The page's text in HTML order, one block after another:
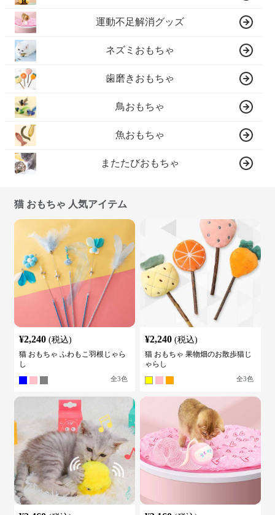
運動不足解消グッズ
ネズミおもちゃ
歯磨きおもちゃ
鳥おもちゃ
魚おもちゃ
またたびおもちゃ
猫 おもちゃ 人気アイテム
¥2,240 (税込)
猫 おもちゃ ふわもこ羽根じゃら
し
全3色
¥2,240 (税込)
猫 おもちゃ 果物畑のお散歩猫じ
ゃらし
全3色